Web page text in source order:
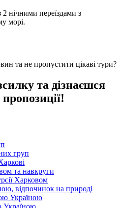
нічними переїздами з
морі.
та не пропустити цікаві тури?
та дізнаєшся
груп
та навкруги
Харковом
відпочинок на природі
Україною
Україною